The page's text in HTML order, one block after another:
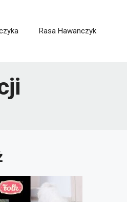
Rasa Hawanczyk